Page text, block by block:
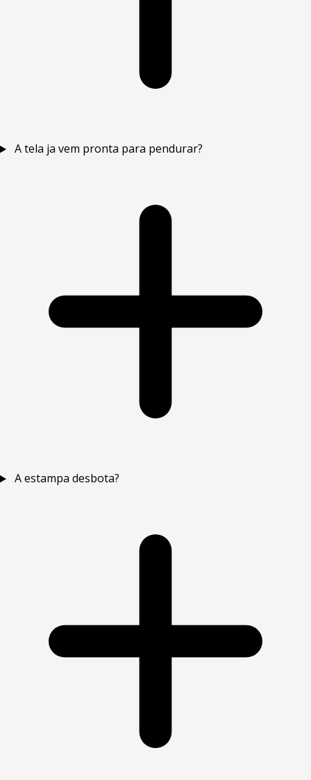
A tela ja vem pronta para pendurar?
A estampa desbota?